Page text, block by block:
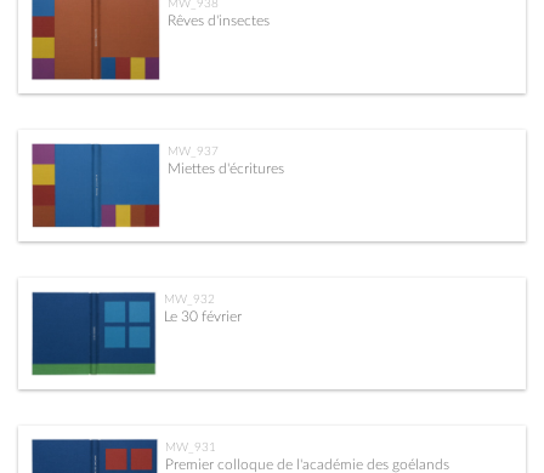
MW_938
Rêves d'insectes
MW_937
Miettes d'écritures
MW_932
Le 30 février
MW_931
Premier colloque de l'académie des goélands